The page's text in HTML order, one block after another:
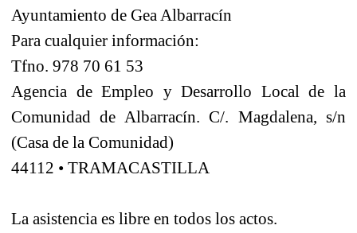
Ayuntamiento de Gea Albarracín
Para cualquier información:
Tfno. 978 70 61 53
Agencia deEmpleo y Desarrollo Local de la
Comunidad de Albarracín. C/. Magdalena, s/n
(Casa de la Comunidad)
44112 • TRAMACASTILLA
La asistencia es libre en todos los actos.